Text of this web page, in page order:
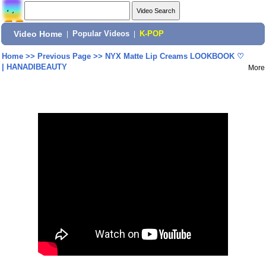
Video Home Popular Videos K-POP
Home>> Previous Page>> NYX Matte Lip Creams LOOKBOOK ♡
| HANADIBEAUTY
More